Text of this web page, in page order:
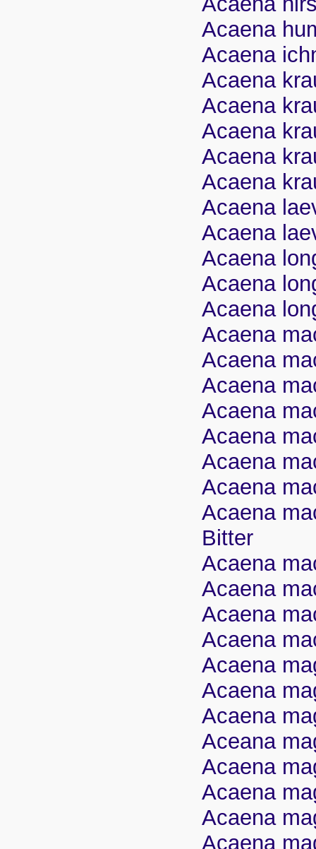
Acaena
Acaena
Acaena
Acaena
Acaena
Acaena
Acaena
Acaena
Acaena
Acaena
Acaena
Acaena
Acaena
Acaena
Acaena
Acaena
Acaena
Acaena
Acaena
Acaena
Bitter
Acaena
Acaena
Acaena
Acaena
Acaena
Acaena
Acaena
Aceana
Acaena
Acaena
Acaena
Acaena